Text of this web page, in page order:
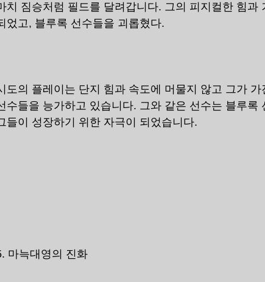
치 짐승처럼 필드를 달려갑니다. 그의 피지컬한 힘과
었고, 블루록 선수들을 괴롭혔다.
도의 플레이는 단지 힘과 속도에 머물지 않고 그가
수들을 능가하고 있습니다. 그와 같은 선수는 블루록
들이 성장하기 위한 자극이 되었습니다.
마늑대영의 진화